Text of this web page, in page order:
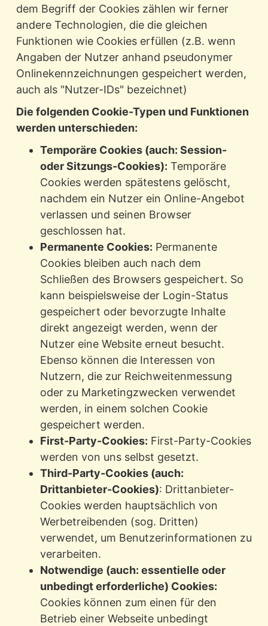
dem Begriff der Cookies zählen wir ferner
andere Technologien, die die gleichen
Funktionen wie Cookies erfüllen (z.B. wenn
Angaben der Nutzer anhand pseudonymer
Onlinekennzeichnungen gespeichert werden,
auch als "Nutzer-IDs" bezeichnet)
Die folgenden Cookie-Typen und Funktionen
werden unterschieden:
Temporäre Cookies (auch: Session-
oder Sitzungs-Cookies): Temporäre
Cookies werden spätestens gelöscht,
nachdem ein Nutzer ein Online-Angebot
verlassen und seinen Browser
geschlossen hat.
Permanente Cookies: Permanente
Cookies bleiben auch nach dem
Schließen des Browsers gespeichert. So
kann beispielsweise der Login-Status
gespeichert oder bevorzugte Inhalte
direkt angezeigt werden, wenn der
Nutzer eine Website erneut besucht.
Ebenso können die Interessen von
Nutzern, die zur Reichweitenmessung
oder zu Marketingzwecken verwendet
werden, in einem solchen Cookie
gespeichert werden.
First-Party-Cookies: First-Party-Cookies
werden von uns selbst gesetzt.
Third-Party-Cookies (auch:
Drittanbieter-Cookies): Drittanbieter-
Cookies werden hauptsächlich von
Werbetreibenden (sog. Dritten)
verwendet, um Benutzerinformationen zu
verarbeiten.
Notwendige (auch: essentielle oder
unbedingt erforderliche) Cookies:
Cookies können zum einen für den
Betrieb einer Webseite unbedingt